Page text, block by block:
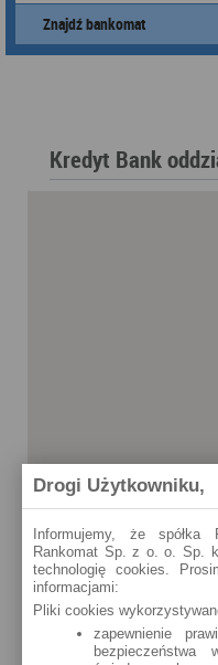
Znajdź bankomat
Kredyt Bank
Drogi Użytkowniku,
Informujemy, że
Rankomat Sp. z o. o. Sp.
technologię cookies.
informacjami:
Pliki cookies
zapewnienie